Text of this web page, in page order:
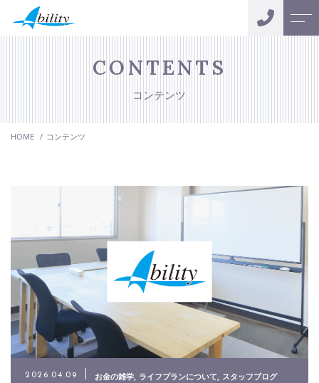
アビリティについて
サポートメニュー
コンテンツ
お電話でのお問い合わせ
03-3863-3005
CONTENTS
コンテンツ
HOME コンテンツ
2026.04.09 お金の雑学 ライフプランについて スタッフブログ